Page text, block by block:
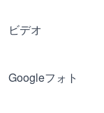
ビデオ
Googleフォト